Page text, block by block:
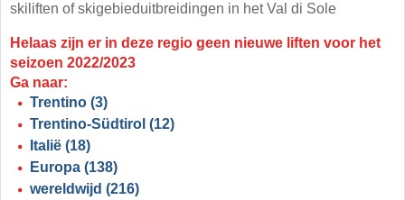
skiliften of skigebieduitbreidingen in het Val di Sole
Helaas zijn er in deze regio geen nieuwe liften voor het
seizoen 2022/2023
Ga naar:
Trentino (3)
Trentino-Südtirol (12)
Italië (18)
Europa (138)
wereldwijd (216)